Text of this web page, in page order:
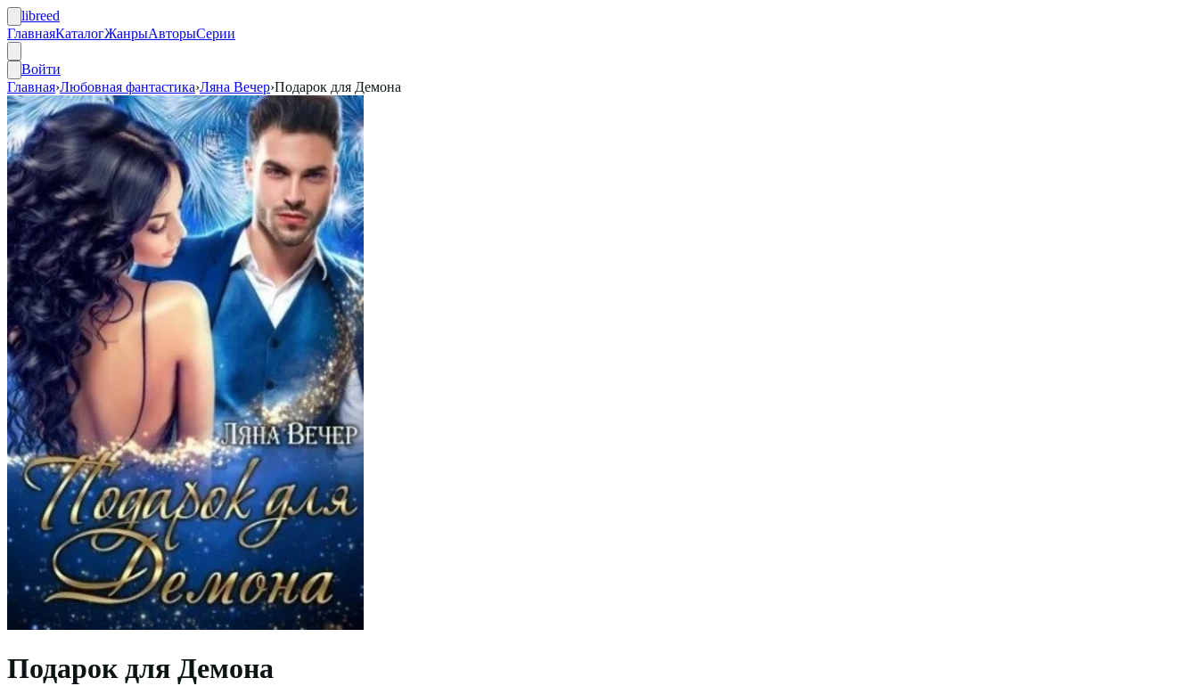
libreed
ГлавнаяКаталогЖанрыАвторыСерии
Войти
Главная›Любовная фантастика›Ляна Вечер›Подарок для Демона
Подарок для Демона